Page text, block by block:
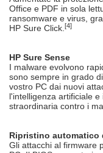
Office e PDF in sola
ransomware e virus,
HP Sure Click. [4]
HP Sure Sense
I malware evolvono
sono sempre in grado
vostro PC dai nuovi
l'intelligenza artificiale
straordinaria contro i
Ripristino automatico
Gli attacchi al firmware